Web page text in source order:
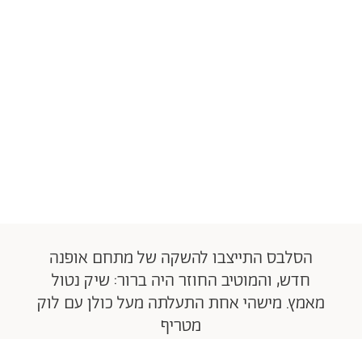
הסלבס התייצבו להשקה של מתחם אופנה
חדש, והמוטיב החוזר היה ברור: שיק נטול
מאמץ. מישהי אחת התעלתה מעל כולן עם לוק
מטריף